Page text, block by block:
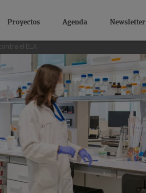
Proyectos Agenda Newsletter
el ELA